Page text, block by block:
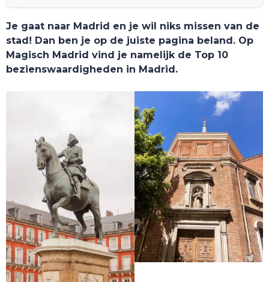
TOURS
Je gaat naar Madrid en je wil niks missen van de
stad! Dan ben je op de juiste pagina beland. Op
Magisch Madrid vind je namelijk de Top 10
bezienswaardigheden in Madrid.